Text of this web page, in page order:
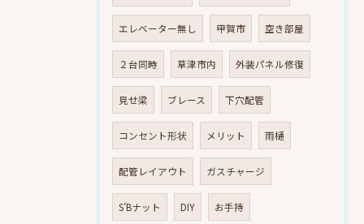
エレベーター無し 甲賀市 空き部屋
２台同時 草津市内 外装パネル修復
見せ梁 ブレース 下穴配管
コンセント形状 メリット 雨樋
配管レイアウト ガスチャージ
S’Bナット DIY お手持